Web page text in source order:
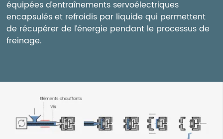
équipées d’entraînements servoélectriques
encapsulés et refroidis par liquide qui permettent
de récupérer de l’énergie pendant le processus de
freinage.